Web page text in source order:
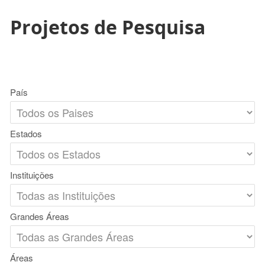
Projetos de Pesquisa
País
Estados
Instituições
Grandes Áreas
Áreas